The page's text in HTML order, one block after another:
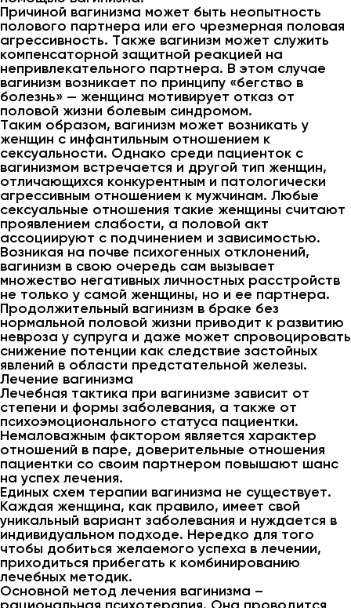
Причиной вагинизма может быть неопытность
полового партнера или его чрезмерная половая
агрессивность. Также вагинизм может служить
компенсаторной защитной реакцией на
непривлекательного партнера. В этом случае
вагинизм возникает по принципу «бегство в
болезнь» — женщина мотивирует отказ от
половой жизни болевым синдромом.
Таким образом, вагинизм может возникать у
женщин с инфантильным отношением к
сексуальности. Однако среди пациенток с
вагинизмом встречается и другой тип женщин,
отличающихся конкурентным и патологически
агрессивным отношением к мужчинам. Любые
сексуальные отношения такие женщины считают
проявлением слабости, а половой акт
ассоциируют с подчинением и зависимостью.
Возникая на почве психогенных отклонений,
вагинизм в свою очередь сам вызывает
множество негативных личностных расстройств
не только у самой женщины, но и ее партнера.
Продолжительный вагинизм в браке без
нормальной половой жизни приводит к развитию
невроза у супруга и даже может спровоцировать
снижение потенции как следствие застойных
явлений в области предстательной железы.
Лечение вагинизма
Лечебная тактика при вагинизме зависит от
степени и формы заболевания, а также от
психоэмоционального статуса пациентки.
Немаловажным фактором является характер
отношений в паре, доверительные отношения
пациентки со своим партнером повышают шанс
на успех лечения.
Единых схем терапии вагинизма не существует.
Каждая женщина, как правило, имеет свой
уникальный вариант заболевания и нуждается в
индивидуальном подходе. Нередко для того
чтобы добиться желаемого успеха в лечении,
приходиться прибегать к комбинированию
лечебных методик.
Основной метод лечения вагинизма –